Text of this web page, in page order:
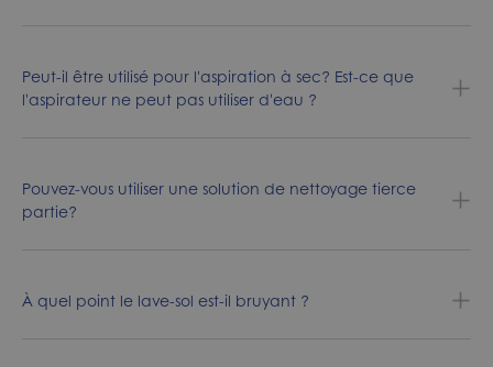
Peut-il être utilisé pour l'aspiration à sec? Est-ce que
l'aspirateur ne peut pas utiliser d'eau ?
Pouvez-vous utiliser une solution de nettoyage tierce
partie?
À quel point le lave-sol est-il bruyant ?